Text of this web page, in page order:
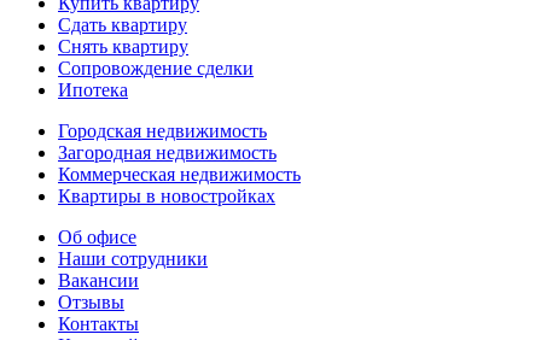
Сдать квартиру
Снять квартиру
Сопровождение сделки
Ипотека
Городская недвижимость
Загородная недвижимость
Коммерческая недвижимость
Квартиры в новостройках
Об офисе
Наши сотрудники
Вакансии
Отзывы
Контакты